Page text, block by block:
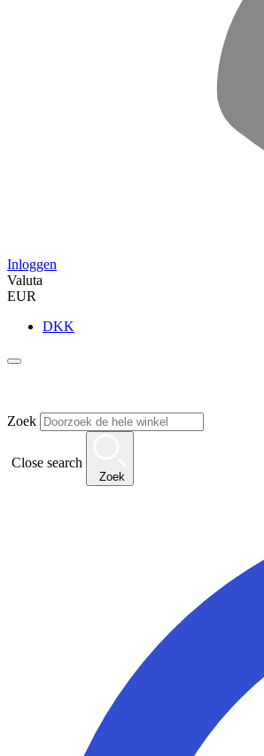
Inloggen
Valuta
EUR
DKK
Zoek
Close search
Zoek